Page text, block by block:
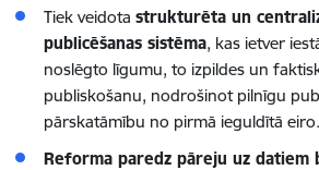
Tiek veidota strukturēta un
publicēšanas sistēma, kas ietver
noslēgto līgumu, to izpildes un
publiskošanu, nodrošinot pilnīgu
pārskatāmību no pirmā ieguldītā eiro.
Reforma paredz pāreju uz datiem